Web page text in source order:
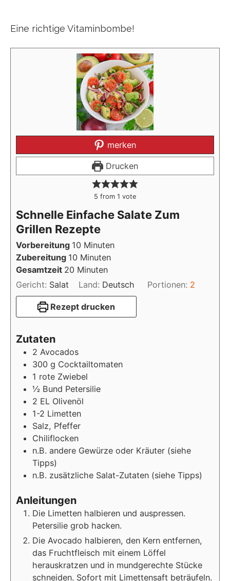
Eine richtige Vitaminbombe!
merken
Drucken
5 from 1 vote
Schnelle Einfache Salate Zum
Grillen Rezepte
Vorbereitung 10 Minuten
Minuten
Zubereitung 10 Minuten
Minuten
Gesamtzeit 20 Minuten
Minuten
Gericht: Salat Land: Deutsch Portionen: 2
Rezept drucken
Zutaten
2 Avocados
300 g Cocktailtomaten
1 rote Zwiebel
½ Bund Petersilie
2 EL Olivenöl
1-2 Limetten
Salz, Pfeffer
Chiliflocken
n.B. andere Gewürze oder Kräuter (siehe
Tipps)
n.B. zusätzliche Salat-Zutaten (siehe Tipps)
Anleitungen
Die Limetten halbieren und auspressen.
Petersilie grob hacken.
Die Avocado halbieren, den Kern entfernen,
das Fruchtfleisch mit einem Löffel
herauskratzen und in mundgerechte Stücke
schneiden. Sofort mit Limettensaft beträufeln.